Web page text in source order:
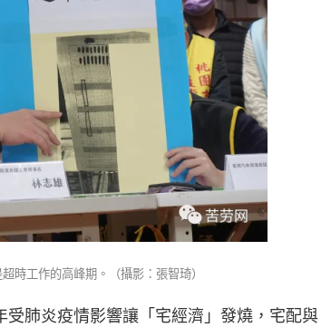
時工作的高峰期。（攝影：張智琦）
肺炎疫情影響讓「宅經濟」發燒，宅配與